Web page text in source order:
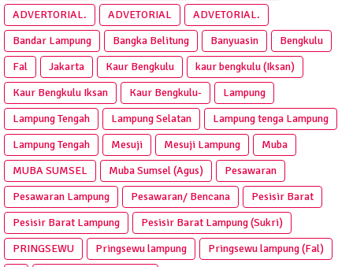
ADVERTORIAL.
ADVETORIAL
ADVETORIAL.
Bandar Lampung
Bangka Belitung Banyuasin
Bengkulu
Fal
Jakarta Kaur Bengkulu
kaur bengkulu (Iksan)
Kaur Bengkulu Iksan
Kaur Bengkulu-
Lampung
Lampung Tengah
Lampung Selatan
Lampung tenga Lampung
Lampung Tengah
Mesuji Mesuji Lampung
Muba
MUBA SUMSEL
Muba Sumsel (Agus)
Pesawaran
Pesawaran Lampung
Pesawaran/ Bencana
Pesisir Barat
Pesisir Barat Lampung
Pesisir Barat Lampung (Sukri)
PRINGSEWU
Pringsewu lampung
Pringsewu lampung (Fal)